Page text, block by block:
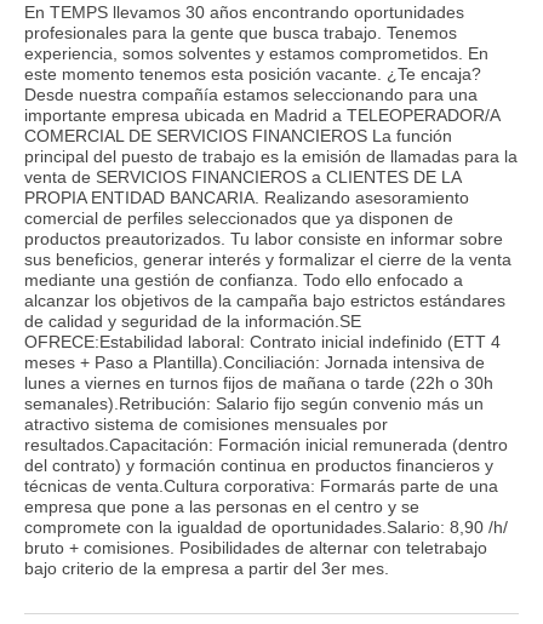
En TEMPS llevamos 30 años encontrando oportunidades
profesionales para la gente que busca trabajo. Tenemos
experiencia, somos solventes y estamos comprometidos. En
este momento tenemos esta posición vacante. ¿Te encaja?
Desde nuestra compañía estamos seleccionando para una
importante empresa ubicada en Madrid a TELEOPERADOR/A
COMERCIAL DE SERVICIOS FINANCIEROS La función
principal del puesto de trabajo es la emisión de llamadas para la
venta de SERVICIOS FINANCIEROS a CLIENTES DE LA
PROPIA ENTIDAD BANCARIA. Realizando asesoramiento
comercial de perfiles seleccionados que ya disponen de
productos preautorizados. Tu labor consiste en informar sobre
sus beneficios, generar interés y formalizar el cierre de la venta
mediante una gestión de confianza. Todo ello enfocado a
alcanzar los objetivos de la campaña bajo estrictos estándares
de calidad y seguridad de la información.SE
OFRECE:Estabilidad laboral: Contrato inicial indefinido (ETT 4
meses + Paso a Plantilla).Conciliación: Jornada intensiva de
lunes a viernes en turnos fijos de mañana o tarde (22h o 30h
semanales).Retribución: Salario fijo según convenio más un
atractivo sistema de comisiones mensuales por
resultados.Capacitación: Formación inicial remunerada (dentro
del contrato) y formación continua en productos financieros y
técnicas de venta.Cultura corporativa: Formarás parte de una
empresa que pone a las personas en el centro y se
compromete con la igualdad de oportunidades.Salario: 8,90 /h/
bruto + comisiones. Posibilidades de alternar con teletrabajo
bajo criterio de la empresa a partir del 3er mes.